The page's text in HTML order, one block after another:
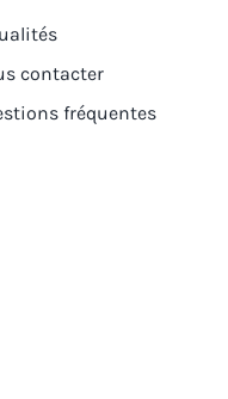
contacter
fréquentes